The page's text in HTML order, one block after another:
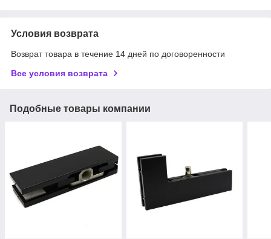
Условия возврата
Возврат товара в течение 14 дней по договоренности
Все условия возврата
Подобные товары компании